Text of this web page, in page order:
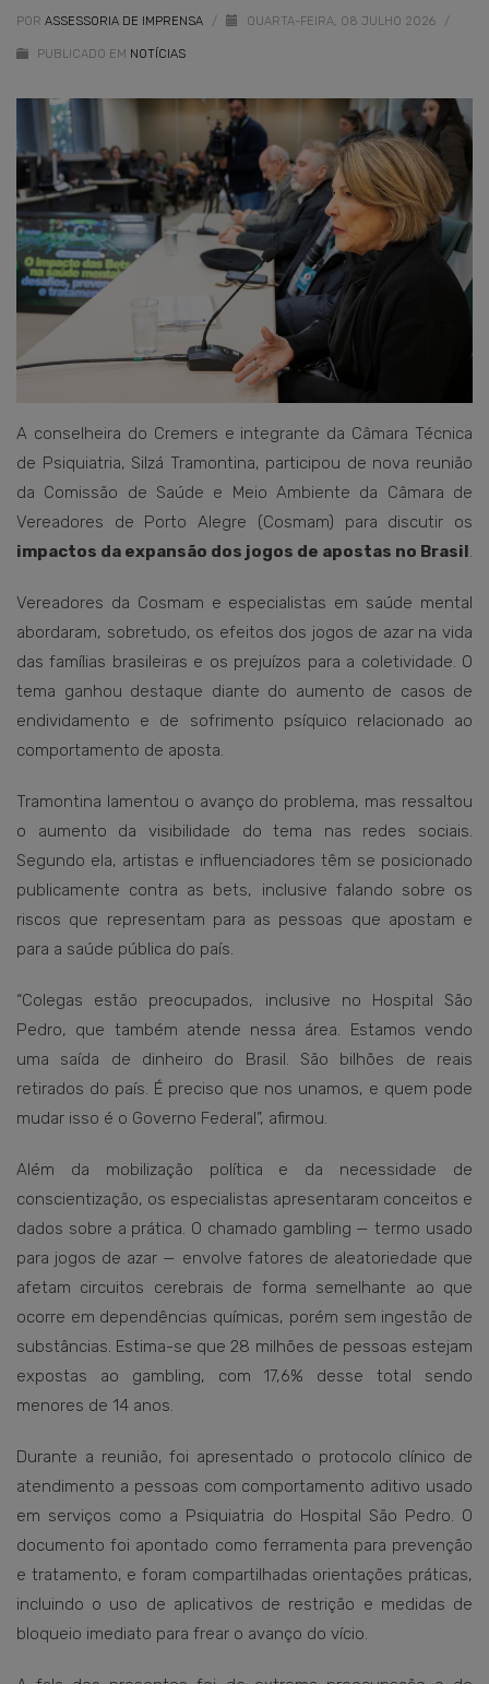
POR ASSESSORIA DE IMPRENSA / QUARTA-FEIRA, 08 JULHO 2026 /
PUBLICADO EM NOTÍCIAS
A conselheira do Cremers e integrante da Câmara Técnica
de Psiquiatria, Silzá Tramontina, participou de nova reunião
da Comissão de Saúde e Meio Ambiente da Câmara de
Vereadores de Porto Alegre (Cosmam) para discutir os
impactos da expansão dos jogos de apostas no Brasil.
Vereadores da Cosmam e especialistas em saúde mental
abordaram, sobretudo, os efeitos dos jogos de azar na vida
das famílias brasileiras e os prejuízos para a coletividade. O
tema ganhou destaque diante do aumento de casos de
endividamento e de sofrimento psíquico relacionado ao
comportamento de aposta.
Tramontina lamentou o avanço do problema, mas ressaltou
o aumento da visibilidade do tema nas redes sociais.
Segundo ela, artistas e influenciadores têm se posicionado
publicamente contra as bets, inclusive falando sobre os
riscos que representam para as pessoas que apostam e
para a saúde pública do país.
“Colegas estão preocupados, inclusive no Hospital São
Pedro, que também atende nessa área. Estamos vendo
uma saída de dinheiro do Brasil. São bilhões de reais
retirados do país. É preciso que nos unamos, e quem pode
mudar isso é o Governo Federal”, afirmou.
Além da mobilização política e da necessidade de
conscientização, os especialistas apresentaram conceitos e
dados sobre a prática. O chamado gambling — termo usado
para jogos de azar — envolve fatores de aleatoriedade que
afetam circuitos cerebrais de forma semelhante ao que
ocorre em dependências químicas, porém sem ingestão de
substâncias. Estima-se que 28 milhões de pessoas estejam
expostas ao gambling, com 17,6% desse total sendo
menores de 14 anos.
Durante a reunião, foi apresentado o protocolo clínico de
atendimento a pessoas com comportamento aditivo usado
em serviços como a Psiquiatria do Hospital São Pedro. O
documento foi apontado como ferramenta para prevenção
e tratamento, e foram compartilhadas orientações práticas,
incluindo o uso de aplicativos de restrição e medidas de
bloqueio imediato para frear o avanço do vício.